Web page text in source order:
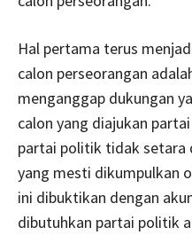
Hal pertama terus
calon perseorangan
menganggap dukungan
calon yang diajukan
partai politik tidak setara
yang mesti dikumpulkan
ini dibuktikan dengan
dibutuhkan partai politik